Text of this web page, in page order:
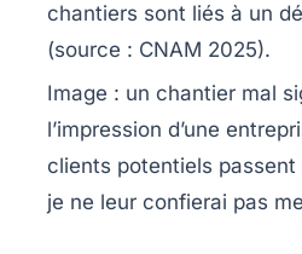
chantiers sont liés à un
(source : CNAM 2025).
Image : un chantier mal
l’impression d’une
clients potentiels
je ne leur confierai pas